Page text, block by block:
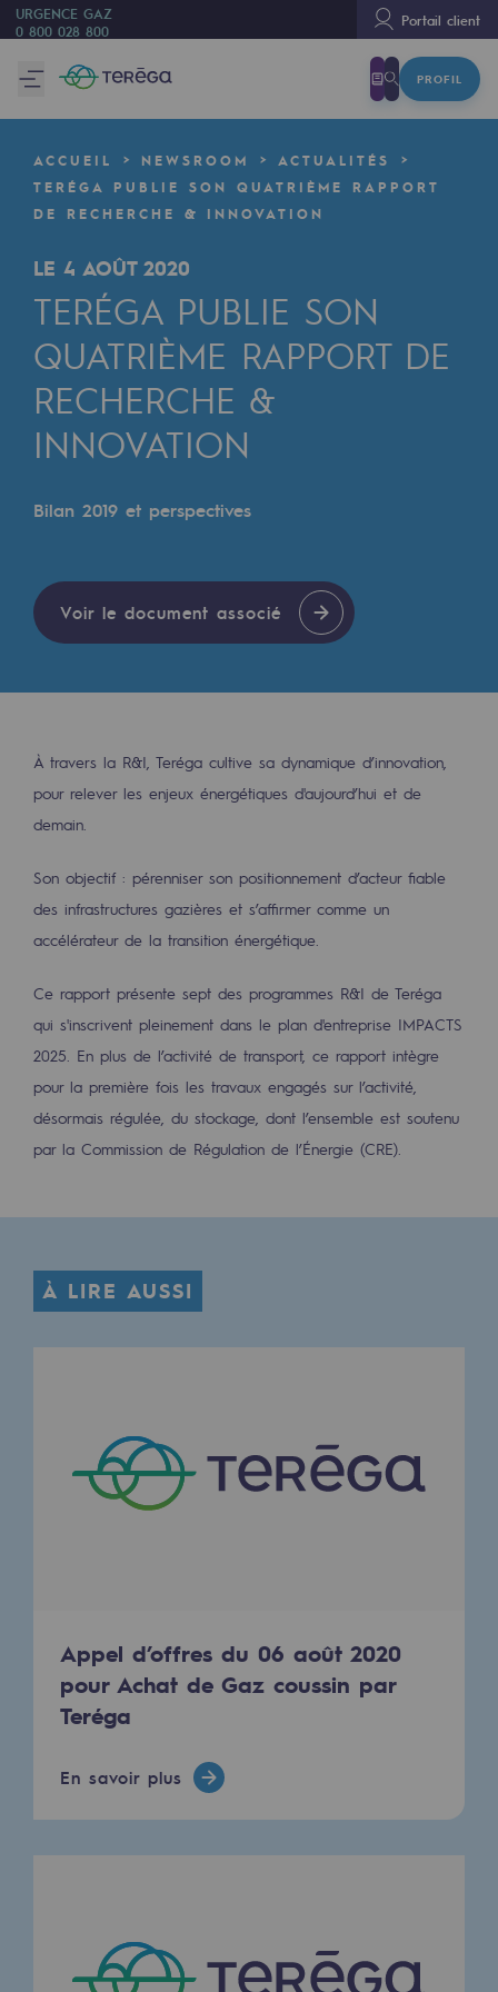
URGENCE GAZ
0 800 028 800
Portail client
PROFIL
Nous sommes
80 ans d'histoire
Teréga
Teréga
Accélérateur de la transition énergétique
Un réseau local et européen
Une organisation adaptative et ouverte
Une organisation adaptative et
Digitalisation
Notre culture et nos valeurs
Une organisation certifiée
Notre organisation
Gouvernance
Indicateurs
Où nous trouver
Les énergies d'avenir
Notre vision
Gaz renouvelables et procédés durables
Gaz renouvelables et procédés
Captage de CO2
Espace pédagogique
2050 : un monde d’énergies
Objectif Biométhane
Le Labo
Acteur engagé
Acteur engagé
BE POSITIF, le programme de
ACCUEIL NEWSROOM
ACTUALITÉS
TERÉGA PUBLIE SON QUATRIÈME RAPPORT
DE RECHERCHE & INNOVATION
LE 4 AOÛT 2020
TERÉGA PUBLIE SON
QUATRIÈME RAPPORT DE
RECHERCHE &
INNOVATION
Bilan 2019 et perspectives
Voir le document associé
À travers la R&I, Teréga cultive sa dynamique d’innovation,
pour relever les enjeux énergétiques d'aujourd’hui et de
demain.
Son objectif : pérenniser son positionnement d’acteur fiable
des infrastructures gazières et s’affirmer comme un
accélérateur de la transition énergétique.
Ce rapport présente sept des programmes R&I de Teréga
qui s'inscrivent pleinement dans le plan d'entreprise IMPACTS
2025. En plus de l’activité de transport, ce rapport intègre
pour la première fois les travaux engagés sur l’activité,
désormais régulée, du stockage, dont l’ensemble est soutenu
par la Commission de Régulation de l’Énergie (CRE).
À LIRE AUSSI
Appel d’offres du 06 août 2020
pour Achat de Gaz coussin par
Teréga
En savoir plus